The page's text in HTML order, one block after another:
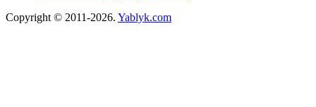
Copyright © 2011-2026. Yablyk.сom